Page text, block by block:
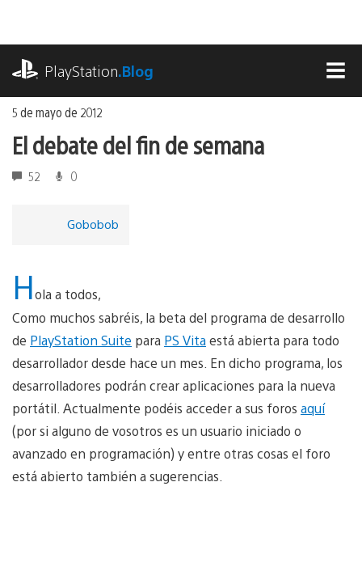
contenido
PlayStation.Blog
5 de mayo de 2012
El debate del fin de semana
52 0
Gobobob
Hola a todos,
Como muchos sabréis, la beta del programa de desarrollo
de PlayStation Suite para PS Vitaestá abierta para todo
desarrollador desde hace un mes. En dicho programa, los
desarrolladores podrán crear aplicaciones para la nueva
portátil. Actualmente podéis acceder a sus foros aquí
(por si alguno de vosotros es un usuario iniciado o
avanzado en programación) y entre otras cosas el foro
está abierto también a sugerencias.